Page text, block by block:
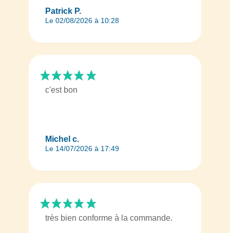
Patrick P.
Le 02/08/2026 à 10:28
Michel c.
Le 14/07/2026 à 17:49
c'est bon
très bien conforme à la commande.